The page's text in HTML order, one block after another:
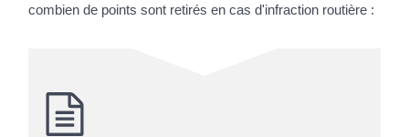
combien de points sont retirés en cas d'infraction routière :